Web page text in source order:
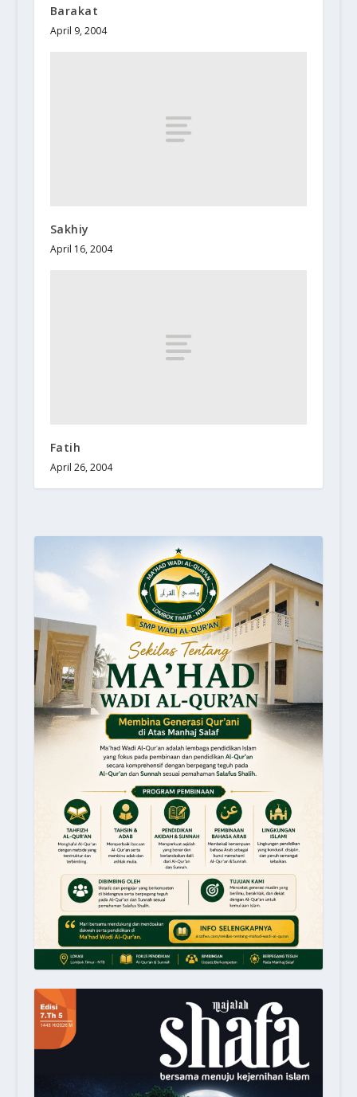
Barakat
April 9, 2004
Sakhiy
April 16, 2004
Fatih
April 26, 2004